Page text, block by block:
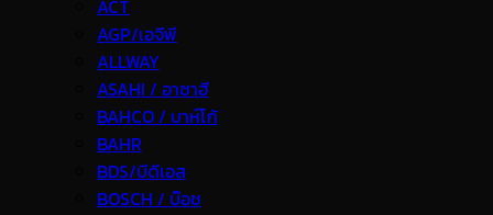
ACT
AGP/เอจีพี
ALLWAY
ASAHI / อาซาฮี
BAHCO / บาห์โก้
BAHR
BDS/บีดีเอส
BOSCH / บ๊อช